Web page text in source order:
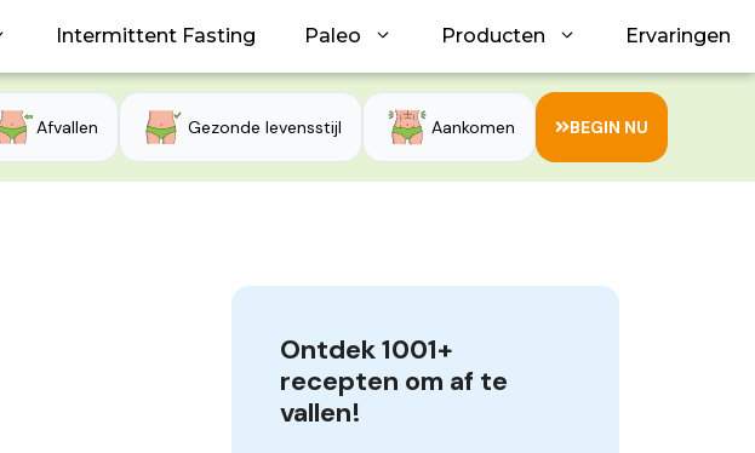
Intermittent Fasting Paleo Producten Ervaringen
Afvallen Gezonde levensstijl Aankomen BEGIN NU
Ontdek 1001+
recepten om af te
vallen!